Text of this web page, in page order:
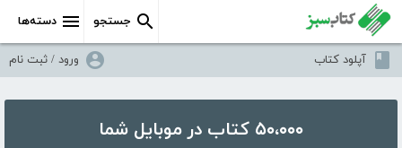
دسته‌ها جستجو
آپلود کتاب ورود / ثبت نام
۵۰،۰۰۰ کتاب در موبایل شما